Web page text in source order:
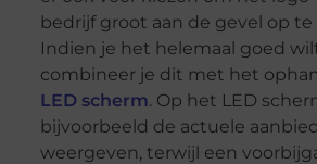
bedrijf groot aan de gevel op te
Indien je het helemaal goed
combineer je dit met het
LED scherm. Op het LED
bijvoorbeeld de actuele
weergeven, terwijl een